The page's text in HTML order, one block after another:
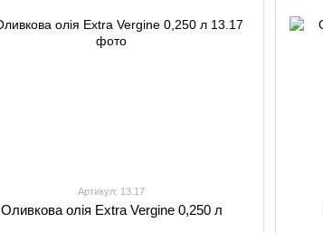
Артикул: 13.17
Оливкова олія Extra Vergine 0,250 л